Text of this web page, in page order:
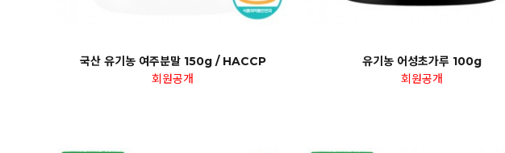
국산 유기농 여주분말 150g / HACCP
회원공개
유기농 어성초가루 100g
회원공개